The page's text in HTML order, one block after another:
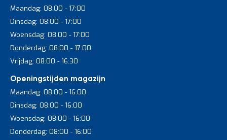
Maandag: 08:00 - 17:00
Dinsdag: 08:00 - 17:00
Woensdag: 08:00 - 17:00
Donderdag: 08:00 - 17:00
Vrijdag: 08:00 - 16:30
Openingstijden magazijn
Maandag: 08:00 - 16:00
Dinsdag: 08:00 - 16:00
Woensdag: 08:00 - 16:00
Donderdag: 08:00 - 16:00